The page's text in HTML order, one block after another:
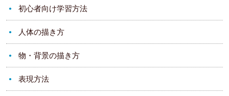
初心者向け学習方法
人体の描き方
物・背景の描き方
表現方法